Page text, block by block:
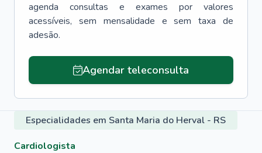
agenda consultas e exames por valores
acessíveis, sem mensalidade e sem taxa de
adesão.
Agendar teleconsulta
Especialidades em Santa Maria do Herval - RS
Cardiologista